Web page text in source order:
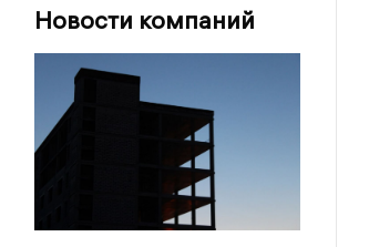
Новости компаний